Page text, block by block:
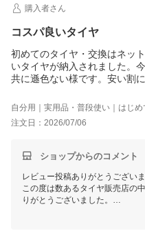
購入者さん
コスパ良いタイヤ
初めてのタイヤ・交換はネッ
いタイヤが納入されました。
共に遜色ない様です。安い割に
自分用｜実用品・普段使い｜はじめ
注文日：2026/07/06
ショップからのコメント
レビュー投稿ありがとうございま
この度は数あるタイヤ販売店の
りがとうございました。
今後ともお客様に満足頂けるよ